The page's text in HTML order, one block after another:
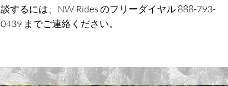
談するには、NW Rides のフリーダイヤル 888-793-
0439 までご連絡ください。